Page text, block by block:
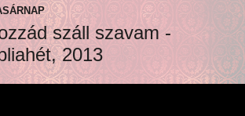
száll szavam -
2013